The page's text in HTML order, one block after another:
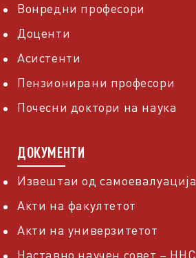
Вонредни професори
Доценти
Асистенти
Пензионирани професори
Почесни доктори на наука
ДОКУМЕНТИ
Извештаи од самоевалуација
Акти на факултетот
Акти на универзитетот
Наставно научен совет – ННС